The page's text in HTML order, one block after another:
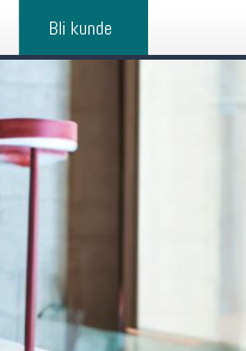
Bli kunde